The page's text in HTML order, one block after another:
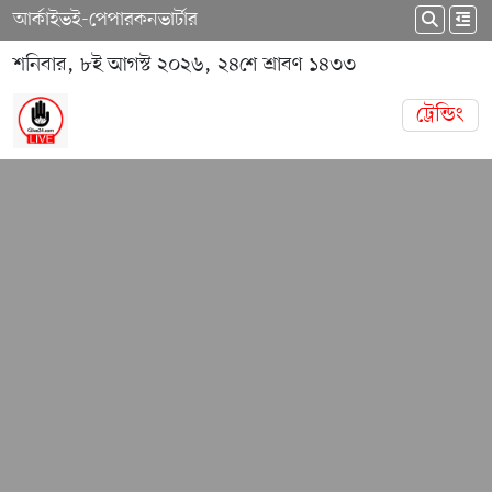
আর্কাইভই-পেপারকনভার্টার
শনিবার, ৮ই আগস্ট ২০২৬, ২৪শে শ্রাবণ ১৪৩৩
ট্রেন্ডিং